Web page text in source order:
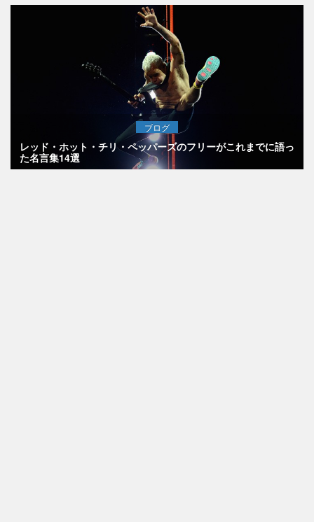
ブログ
レッド・ホット・チリ・ペッパーズのフリーがこれまでに語っ
た名言集14選